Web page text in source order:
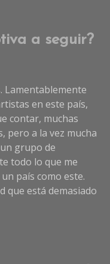
a seguir?
Lamentablemente
en este país,
contar, muchas
pero a la vez mucha
grupo de
todo lo que me
país como este.
que está demasiado